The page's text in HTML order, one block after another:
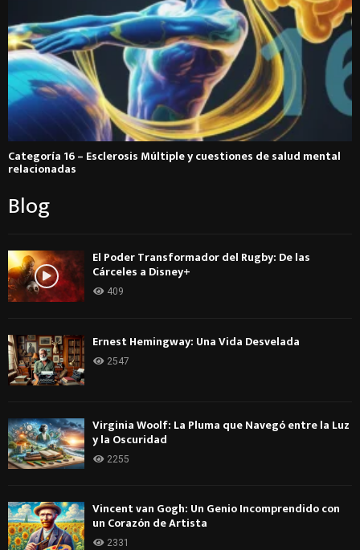
Categoría 16 – Esclerosis Múltiple y cuestiones de salud mental
relacionadas
Blog
El Poder Transformador del Rugby: De las
Cárceles a Disney+
409
Ernest Hemingway: Una Vida Desvelada
2547
Virginia Woolf: La Pluma que Navegó entre la Luz
y la Oscuridad
2255
Vincent van Gogh: Un Genio Incomprendido con
un Corazón de Artista
2331